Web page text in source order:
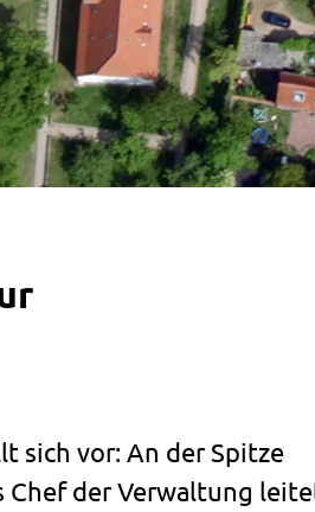
sich vor: An der Spitze
Chef der Verwaltung